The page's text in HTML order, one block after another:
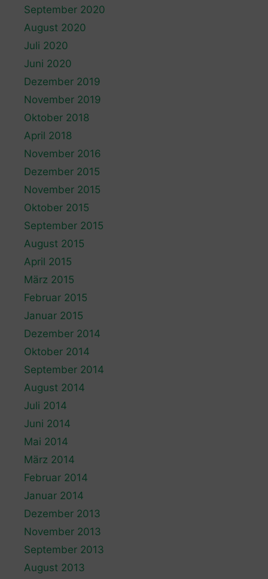
September 2020
August 2020
Juli 2020
Juni 2020
Dezember 2019
November 2019
Oktober 2018
April 2018
November 2016
Dezember 2015
November 2015
Oktober 2015
September 2015
August 2015
April 2015
März 2015
Februar 2015
Januar 2015
Dezember 2014
Oktober 2014
September 2014
August 2014
Juli 2014
Juni 2014
Mai 2014
März 2014
Februar 2014
Januar 2014
Dezember 2013
November 2013
September 2013
August 2013